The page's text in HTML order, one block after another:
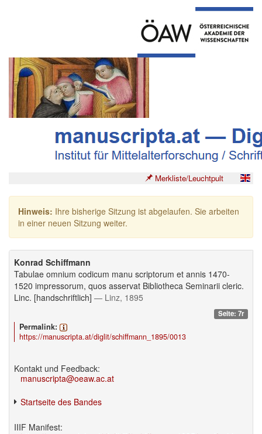
Merkliste/Leuchtpult
Hinweis: Ihre bisherige Sitzung ist abgelaufen. Sie arbeiten
in einer neuen Sitzung weiter.
Konrad Schiffmann
Tabulae omnium codicum manu scriptorum et annis 1470-
1520 impressorum, quos asservat Bibliotheca Seminarii cleric.
Linc. [handschriftlich] — Linz, 1895
Seite: 7r
Permalink:
https://manuscripta.at/diglit/schiffmann_1895/0013
Kontakt und Feedback:
manuscripta@oeaw.ac.at
Startseite des Bandes
IIIF Manifest: